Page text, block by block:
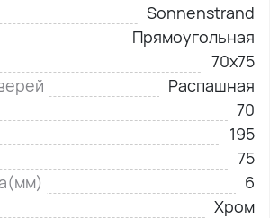
Sonnenstrand
Прямоугольная
70х75
Распашная
70
195
75
6
Хром